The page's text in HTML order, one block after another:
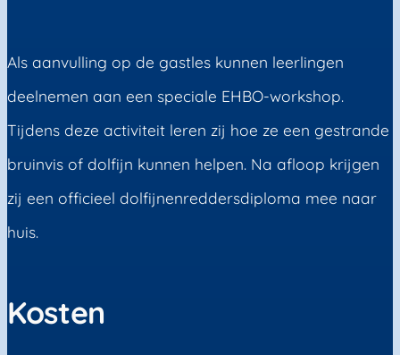
Als aanvulling op de gastles kunnen leerlingen
deelnemen aan een speciale EHBO-workshop.
Tijdens deze activiteit leren zij hoe ze een gestrande
bruinvis of dolfijn kunnen helpen. Na afloop krijgen
zij een officieel dolfijnenreddersdiploma mee naar
huis.
Kosten